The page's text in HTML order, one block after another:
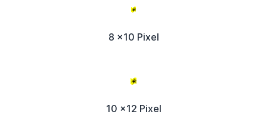
8 x10 Pixel
10 x12 Pixel